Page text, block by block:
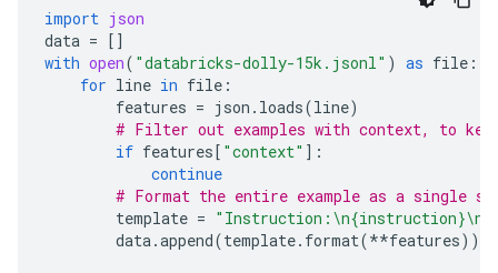
import json
data = []
with open( "databricks-dolly-15k.jsonl" ) as file :
for line in file :
features = json . loads(line)
# Filter out examples with context, to
if features[ "context" ]:
continue
# Format the entire example as a single
template = "Instruction: \n{instruction}
data.append(template. format(**features))